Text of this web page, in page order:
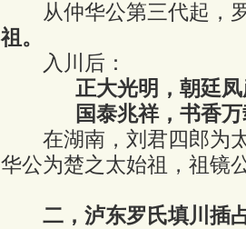
从仲华公第三代起，
祖。
入川后：
正大光明，朝廷
国泰兆祥，书香
在湖南，刘君四郎为太
华公为楚之太始祖，祖镜
二，泸东罗氏填川插